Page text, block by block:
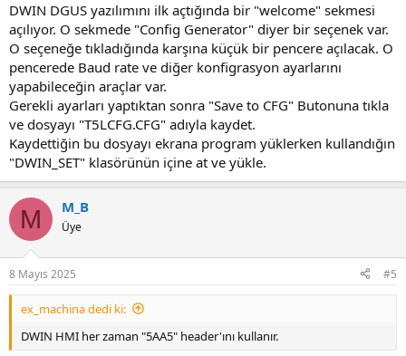
DWIN DGUS yazılımını ilk açtığında bir "welcome" sekmesi
açılıyor. O sekmede "Config Generator" diyer bir seçenek var.
O seçeneğe tıkladığında karşına küçük bir pencere açılacak. O
pencerede Baud rate ve diğer konfigrasyon ayarlarını
yapabileceğin araçlar var.
Gerekli ayarları yaptıktan sonra "Save to CFG" Butonuna tıkla
ve dosyayı "T5LCFG.CFG" adıyla kaydet.
Kaydettiğin bu dosyayı ekrana program yüklerken kullandığın
"DWIN_SET" klasörünün içine at ve yükle.
M M_B
Üye
8 Mayıs 2025 #5
ex_machina dedi ki:
DWIN HMI her zaman "5AA5" header'ını kullanır.